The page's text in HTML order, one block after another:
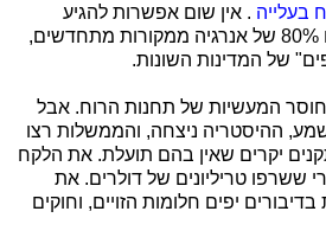
בעלייה . אין שום אפשרות להגיע
ליעדים הזויים של 50% או 80% של אנרגיה ממקורות מתחדשים,
של המדינות השונות.
המעשיות של תחנות הרוח. אבל
ההיסטריה ניצחה, והממשלות רצו
יקרים שאין בהם תועלת. את הלקח
ששרפו טריליונים של דולרים. את
יפים חלומות הזויים, וחוקים